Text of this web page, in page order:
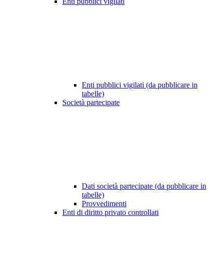
Enti pubblici vigilati (da pubblicare in
tabelle)
Società partecipate
Dati società partecipate (da pubblicare in
tabelle)
Provvedimenti
Enti di diritto privato controllati